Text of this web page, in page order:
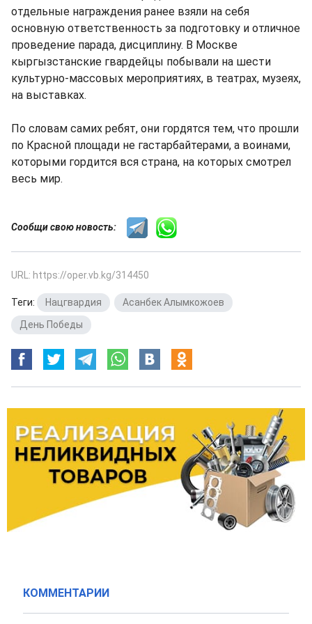
отдельные награждения ранее взяли на себя
основную ответственность за подготовку и отличное
проведение парада, дисциплину. В Москве
кыргызстанские гвардейцы побывали на шести
культурно-массовых мероприятиях, в театрах, музеях,
на выставках.
По словам самих ребят, они гордятся тем, что прошли
по Красной площади не гастарбайтерами, а воинами,
которыми гордится вся страна, на которых смотрел
весь мир.
Сообщи свою новость:
URL: https://oper.vb.kg/314450
Теги: Нацгвардия Асанбек Алымкожоев
День Победы
КОММЕНТАРИИ